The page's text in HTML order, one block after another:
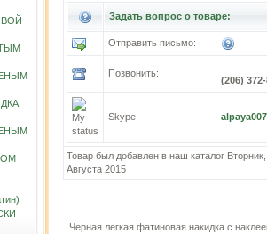
Задать вопрос о товаре:
Отправить письмо:
Позвонить:
(206)
Skype: alpaya007
Товар был добавлен в наш каталог
Августа 2015
Черная легкая фатиновая накидка с